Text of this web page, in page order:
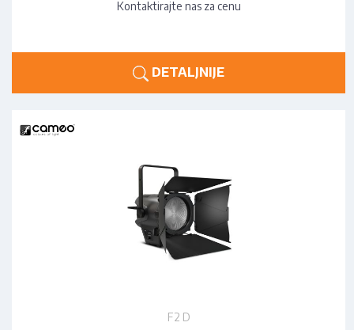
Kontaktirajte nas za cenu
DETALJNIJE
F2 D